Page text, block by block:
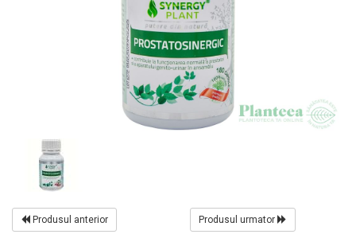
Produsul anterior Produsul urmator